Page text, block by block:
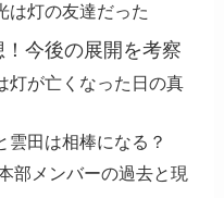
灯の友達だった
今後の展開を考察
が亡くなった日の真
田は相棒になる？
部メンバーの過去と現